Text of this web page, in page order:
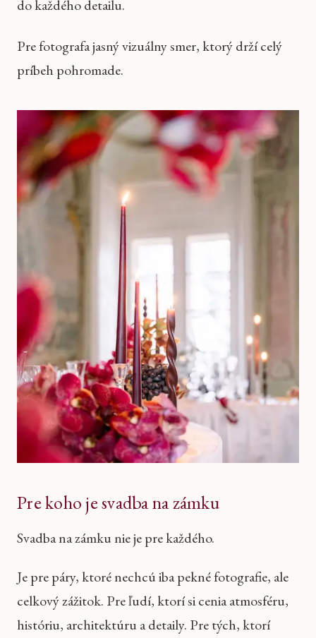
do každého detailu.
Pre fotografa jasný vizuálny smer, ktorý drží celý
príbeh pohromade.
Pre koho je svadba na zámku
Svadba na zámku nie je pre každého.
Je pre páry, ktoré nechcú iba pekné fotografie, ale
celkový zážitok. Pre ľudí, ktorí si cenia atmosféru,
históriu, architektúru a detaily. Pre tých, ktorí